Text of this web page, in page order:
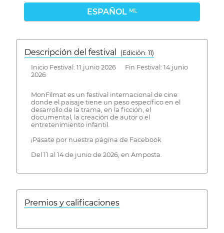
ESPAÑOL ML
Descripción del festival
( Edición: 11)
Inicio Festival: 11 junio 2026 Fin Festival: 14 junio
2026
MonFilmat es un festival internacional de cine
donde el paisaje tiene un peso específico en el
desarrollo de la trama, en la ficción, el
documental, la creación de autor o el
entretenimiento infantil.
¡Pásate por nuestra página de Facebook
Del 11 al 14 de junio de 2026, en Amposta.
Premios y calificaciones